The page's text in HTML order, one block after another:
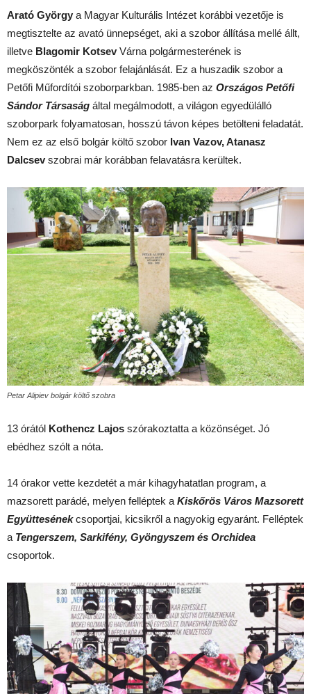
Arató György a Magyar Kulturális Intézet korábbi vezetője is
megtisztelte az avató ünnepséget, aki a szobor állítása mellé állt,
illetve Blagomir KotsevVárna polgármesterének is
megköszönték a szobor felajánlását. Ez a huszadik szobor a
Petőfi Műfordítói szoborparkban. 1985-ben az Országos Petőfi
Sándor Társaság által megálmodott, a világon egyedülálló
szoborpark folyamatosan, hosszú távon képes betölteni feladatát.
Nem ez az első bolgár költő szobor Ivan Vazov, Atanasz
Dalcsevszobrai már korábban felavatásra kerültek.
Petar Alipiev bolgár költő szobra
13 órától Kothencz Lajos szórakoztatta a közönséget. Jó
ebédhez szólt a nóta.
14 órakor vette kezdetét a már kihagyhatatlan program, a
mazsorett parádé, melyen felléptek a Kiskőrös Város Mazsorett
Együttesénekcsoportjai, kicsikről a nagyokig egyaránt. Felléptek
a Tengerszem, Sarkifény, Gyöngyszem és Orchidea
csoportok.